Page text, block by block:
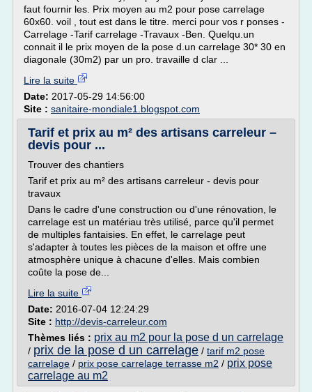
faut fournir les. Prix moyen au m2 pour pose carrelage
60x60. voil , tout est dans le titre. merci pour vos r ponses -
Carrelage -Tarif carrelage -Travaux -Ben. Quelqu.un
connait il le prix moyen de la pose d.un carrelage 30* 30 en
diagonale (30m2) par un pro. travaille d clar ...
Lire la suite
Date: 2017-05-29 14:56:00
Site : sanitaire-mondiale1.blogspot.com
Tarif et prix au m² des artisans carreleur –
devis pour ...
Trouver des chantiers
Tarif et prix au m² des artisans carreleur - devis pour
travaux
Dans le cadre d'une construction ou d'une rénovation, le
carrelage est un matériau très utilisé, parce qu'il permet
de multiples fantaisies. En effet, le carrelage peut
s'adapter à toutes les pièces de la maison et offre une
atmosphère unique à chacune d'elles. Mais combien
coûte la pose de...
Lire la suite
Date: 2016-07-04 12:24:29
Site : http://devis-carreleur.com
Thèmes liés : prix au m2 pour la pose d un carrelage
/ prix de la pose d un carrelage / tarif m2 pose
carrelage / prix pose carrelage terrasse m2 / prix pose
carrelage au m2